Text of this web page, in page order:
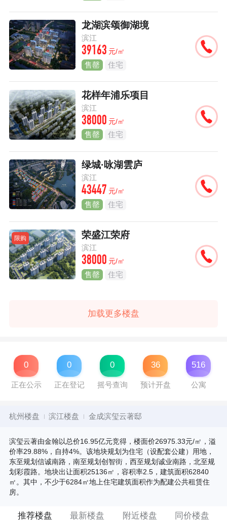
龙湖滨颂御湖境
滨江
39163 元/㎡
售罄 住宅
花样年浦乐项目
滨江
38000 元/㎡
售罄 住宅
绿城·咏湖雲庐
滨江
43447 元/㎡
售罄 住宅
限购 荣盛江荣府
滨江
38000 元/㎡
售罄 住宅
加载更多楼盘
0
正在公示
0
正在登记
0
摇号查询
36
预计开盘
516
公寓
杭州楼盘 滨江楼盘 金成滨玺云著邸
滨玺云著由金翰以总价16.95亿元竞得，楼面价26975.33元/㎡，溢
价率29.88%，自持4%。该地块规划为住宅（设配套公建）用地，
东至规划信诚南路，南至规划创智街，西至规划诚业南路，北至规
划彩霞路。地块出让面积25136㎡，容积率2.5，建筑面积62840
㎡。其中，不少于6284㎡地上住宅建筑面积作为配建公共租赁住
房。
推荐楼盘 最新楼盘 附近楼盘 同价楼盘